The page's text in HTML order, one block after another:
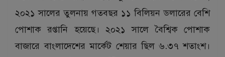
২০২১ সালের তুলনায় গতবছর ১১ বিলিয়ন ডলারের বেশি
পোশাক রপ্তানি হয়েছে। ২০২১ সালে বৈশ্বিক পোশাক
বাজারে বাংলাদেশের মার্কেট শেয়ার ছিল ৬.৩৭ শতাংশ।